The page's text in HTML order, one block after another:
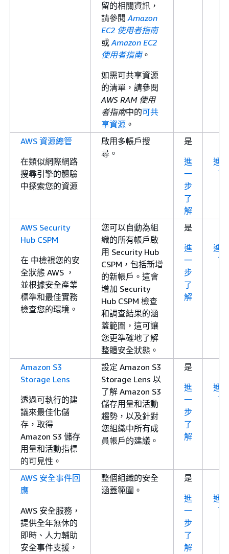
留的相關資訊，
請參閱Amazon
EC2 使用者指南
或Amazon EC2
使用者指南。
如需可共享資源
的清單，請參閱
AWS RAM 使用
者指南中的可共
享資源 。
AWS 資源總管
在類似網際網路
搜尋引擎的體驗
中探索您的資源
啟用多帳戶搜
尋。
是
進
一
步
了
解
進
了
AWS Security
Hub CSPM
在 中檢視您的安
全狀態 AWS ，
並根據安全產業
標準和最佳實務
檢查您的環境。
您可以自動為組
織的所有帳戶啟
用 Security Hub
CSPM，包括新增
的新帳戶。這會
增加 Security
Hub CSPM 檢查
和調查結果的涵
蓋範圍，這可讓
您更準確地了解
整體安全狀態。
是
進
一
步
了
解
進
了
Amazon S3
Storage Lens
透過可執行的建
議來最佳化儲
存，取得
Amazon S3 儲存
用量和活動指標
的可見性。
設定 Amazon S3
Storage Lens 以
了解 Amazon S3
儲存用量和活動
趨勢，以及針對
您組織中所有成
員帳戶的建議。
是
進
一
步
了
解
進
了
AWS 安全事件回
應
AWS 安全服務，
提供全年無休的
即時、人力輔助
安全事件支援，
整個組織的安全
涵蓋範圍。
是
進
一
步
了
解
進
了